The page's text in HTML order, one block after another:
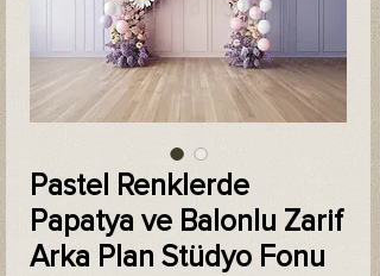
Pastel Renklerde
Papatya ve Balonlu Zarif
Arka Plan Stüdyo Fonu